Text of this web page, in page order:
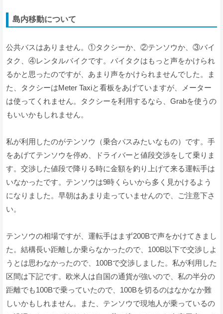
島内移動について
公共バスはありません。①タクシーか、②テンソウか、③バイ
タク、④レンタルバイクです。バイタクはもっと声をかけられ
るかと思ったのですが、あまり声をかけられませんでした。ま
た、タクシーはMeter Taxiと看板をあげていますが、メーター
は使ってくれません。タクシーを利用するなら、Grabを使うの
もいいかもしれません。
私が利用したのがテンソウ（乗合バスみたいなもの）です。手
をあげてテンソウを停め、ドライバーと値段交渉をして乗りま
す。交渉した値段で降りる時に金額を釣り上げて来る運転手は
いなかったです。テンソウは9時くらいから多く見かけるよう
になりました。早朝はあまり走っていませんので、ご注意下さ
い。
テンソウの相場ですが、運転手はまず200Bで声をかけてきまし
た。結構長い距離しか乗らなかったので、100B以下で交渉しよ
うとは思わなかったので、100Bで交渉しました。私が利用した
区間は下記です。欧米人は自国の通貨が強いので、私の半分の
距離でも100Bで乗っていたので、100Bを切るのはなかなか難
しいかもしれません。また、テンソウで現地人が乗っているの